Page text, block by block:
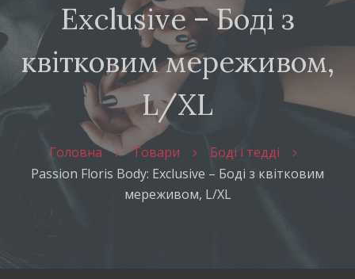
Exclusive – Боді з
квітковим мереживом,
L/XL
Головна Товари
Боді і тедді
Passion Floris Body: Exclusive – Боді з квітковим
мереживом, L/XL